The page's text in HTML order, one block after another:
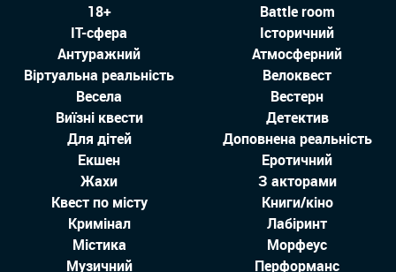
18+
Battle room
IT-сфера
Історичний
Антуражний
Атмосферний
Віртуальна реальність
Велоквест
Весела
Вестерн
Виїзні квести
Детектив
Для дітей
Доповнена реальність
Екшен
Еротичний
Жахи
З акторами
Квест по місту
Книги/кіно
Кримінал
Лабіринт
Містика
Морфеус
Музичний
Перформанс